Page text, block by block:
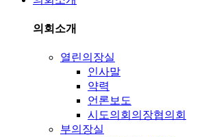
의회소개
열린의장실
인사말
약력
언론보도
시도의회의장협의회
부의장실